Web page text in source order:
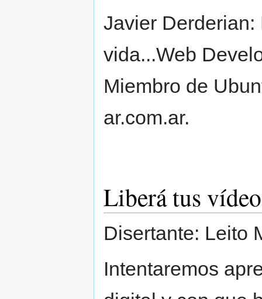
Javier
vida...Web
Miembro de
ar.com.ar.
Liberá tus
Disertante: Leito
Intentaremos